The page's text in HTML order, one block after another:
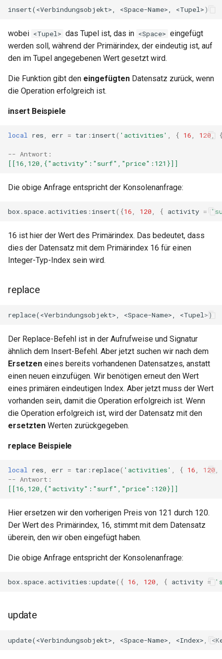
srcache
statsd
sticky
stream-lua
stream-sts
stream-upsync
sts
substitutions
sxg
sysguard
teslagov-jwt
testcookie
traffic-accounting
trim
tuning
untar
upload-progress
upload
upstream-dynamic
wobei <Tupel> das Tupel ist, das in <Space> eingefügt
werden soll, während der Primärindex, der eindeutig ist, auf
den im Tupel angegebenen Wert gesetzt wird.
Die Funktion gibt den eingefügten Datensatz zurück, wenn
die Operation erfolgreich ist.
insert Beispiele
local res err = tar : insert( 'activities' { 16 120
-- Antwort:
[[16,120,{"activity":"surf","price":121}]]
Die obige Anfrage entspricht der Konsolenanfrage:
box. space. activities : insert({16 120 { activity =
16 ist hier der Wert des Primärindex. Das bedeutet, dass
dies der Datensatz mit dem Primärindex 16 für einen
Integer-Typ-Index sein wird.
replace
Der Replace-Befehl ist in der Aufrufweise und Signatur
ähnlich dem Insert-Befehl. Aber jetzt suchen wir nach dem
Ersetzen eines bereits vorhandenen Datensatzes, anstatt
einen neuen einzufügen. Wir benötigen erneut den Wert
eines primären eindeutigen Index. Aber jetzt muss der Wert
vorhanden sein, damit die Operation erfolgreich ist. Wenn
die Operation erfolgreich ist, wird der Datensatz mit den
ersetzten Werten zurückgegeben.
replace Beispiele
local res err = tar : replace( 'activities' { 16 120
-- Antwort:
[[16,120,{"activity":"surf","price":120}]]
Hier ersetzen wir den vorherigen Preis von 121 durch 120.
Der Wert des Primärindex, 16, stimmt mit dem Datensatz
überein, den wir oben eingefügt haben.
Die obige Anfrage entspricht der Konsolenanfrage:
box. space. activities :update({ 16 120 { activity =
update